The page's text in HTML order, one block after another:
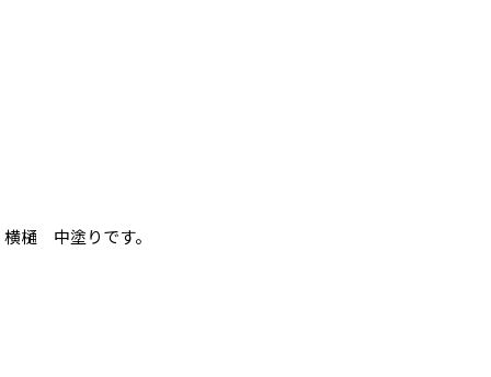
横樋 中塗りです。